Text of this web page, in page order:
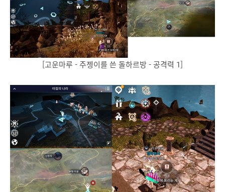
[고운마루 - 주젱이를 쓴 돌하르방 - 공격력 1]